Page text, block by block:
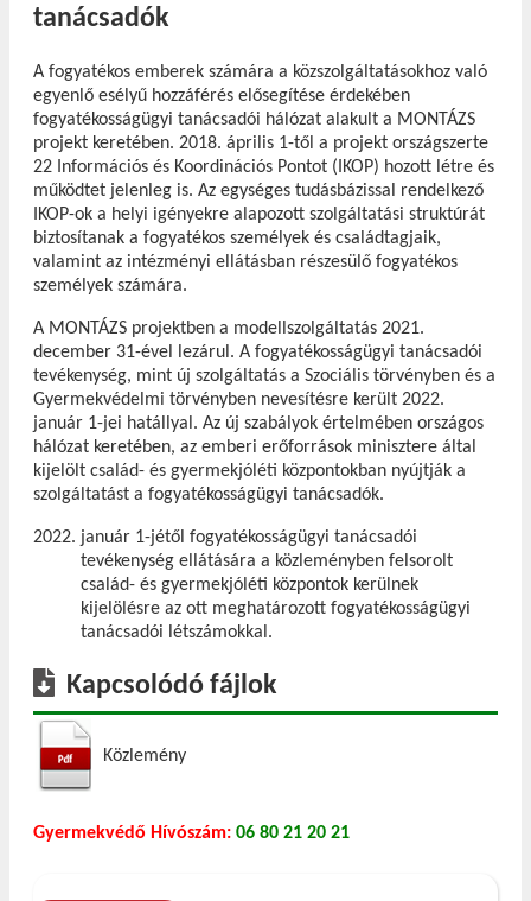
tanácsadók
A fogyatékos emberek számára a közszolgáltatásokhoz való
egyenlő esélyű hozzáférés elősegítése érdekében
fogyatékosságügyi tanácsadói hálózat alakult a MONTÁZS
projekt keretében. 2018. április 1-től a projekt országszerte
22 Információs és Koordinációs Pontot (IKOP) hozott létre és
működtet jelenleg is. Az egységes tudásbázissal rendelkező
IKOP-ok a helyi igényekre alapozott szolgáltatási struktúrát
biztosítanak a fogyatékos személyek és családtagjaik,
valamint az intézményi ellátásban részesülő fogyatékos
személyek számára.
A MONTÁZS projektben a modellszolgáltatás 2021.
december 31-ével lezárul. A fogyatékosságügyi tanácsadói
tevékenység, mint új szolgáltatás a Szociális törvényben és a
Gyermekvédelmi törvényben nevesítésre került 2022.
január 1-jei hatállyal. Az új szabályok értelmében országos
hálózat keretében, az emberi erőforrások minisztere által
kijelölt család- és gyermekjóléti központokban nyújtják a
szolgáltatást a fogyatékosságügyi tanácsadók.
január 1-jétől fogyatékosságügyi tanácsadói
tevékenység ellátására a közleményben felsorolt
család- és gyermekjóléti központok kerülnek
kijelölésre az ott meghatározott fogyatékosságügyi
tanácsadói létszámokkal.
Kapcsolódó fájlok
Közlemény
Gyermekvédő Hívószám: 06 80 21 20 21